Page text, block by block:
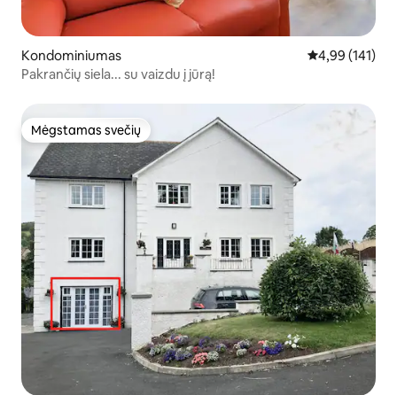
Kondominiumas Vidutinis
4,99 (141)
Pakrančių siela... su vaizdu į jūrą!
Mėgstamas svečių
Mėgstamas svečių